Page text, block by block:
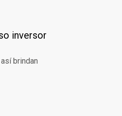
inversor
brindan